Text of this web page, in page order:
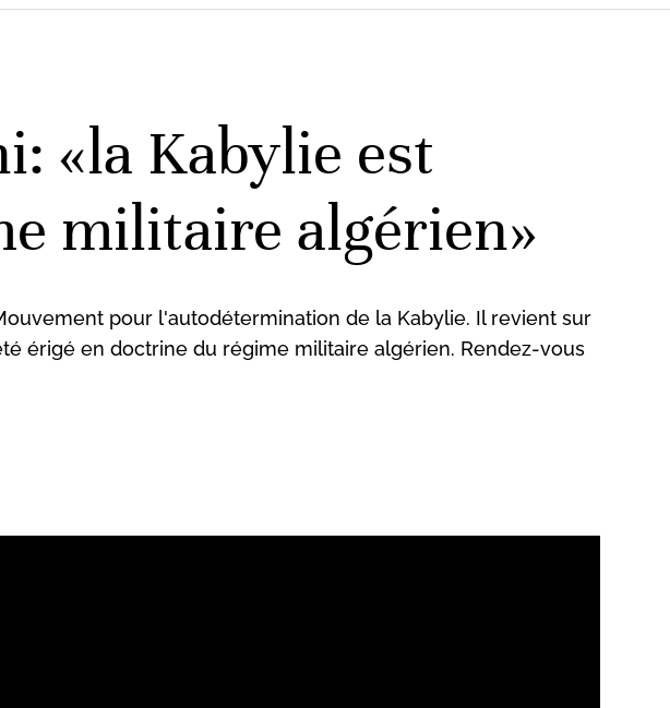
«la Kabylie est
militaire algérien»
pour l'autodétermination de la Kabylie. Il revient sur
érigé en doctrine du régime militaire algérien. Rendez-vous